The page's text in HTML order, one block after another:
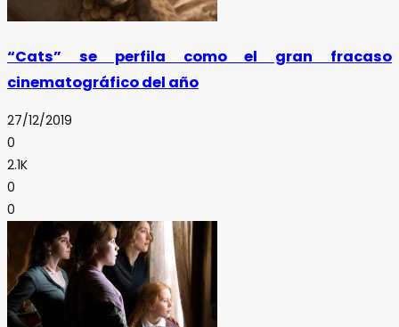
“Cats” se perfila como el gran fracaso
cinematográfico del año
27/12/2019
0
2.1K
0
0